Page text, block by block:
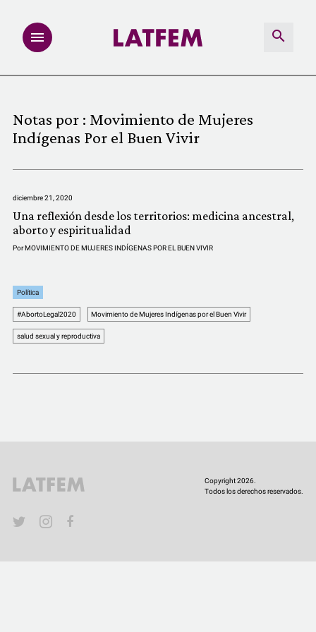
INVESTIGACIONES
MULTIMEDIA
LATFEMLAB.
PRODUCTOS
COMUNIDAD
Notas por : Movimiento de Mujeres
Indígenas Por el Buen Vivir
diciembre 21, 2020
Una reflexión desde los territorios: medicina ancestral,
aborto y espiritualidad
PorMOVIMIENTO DE MUJERES INDÍGENAS POR EL BUEN VIVIR
Política
#AbortoLegal2020 Movimiento de Mujeres Indígenas por el Buen Vivir
salud sexual y reproductiva
Copyright 2026.
Todos los derechos reservados.